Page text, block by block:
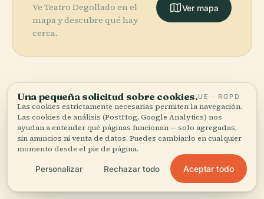
Ve Teatro Degollado en el
mapa y descubre qué hay
cerca.
Ver mapa
More inGuadalajara.
32 lugares por descubrir — unos cuantos que merece la
pena combinar.
Zapopan Los Colomos
PLACE
Puente Matute
Remus
Una pequeña solicitud sobre cookies.UE · RGPD
Las cookies estrictamente necesarias permiten la navegación.
Las cookies de análisis (PostHog, Google Analytics) nos
ayudan a entender qué páginas funcionan — solo agregadas,
sin anuncios ni venta de datos. Puedes cambiarlo en cualquier
momento desde el pie de página.
Personalizar Rechazar todo Aceptar todo